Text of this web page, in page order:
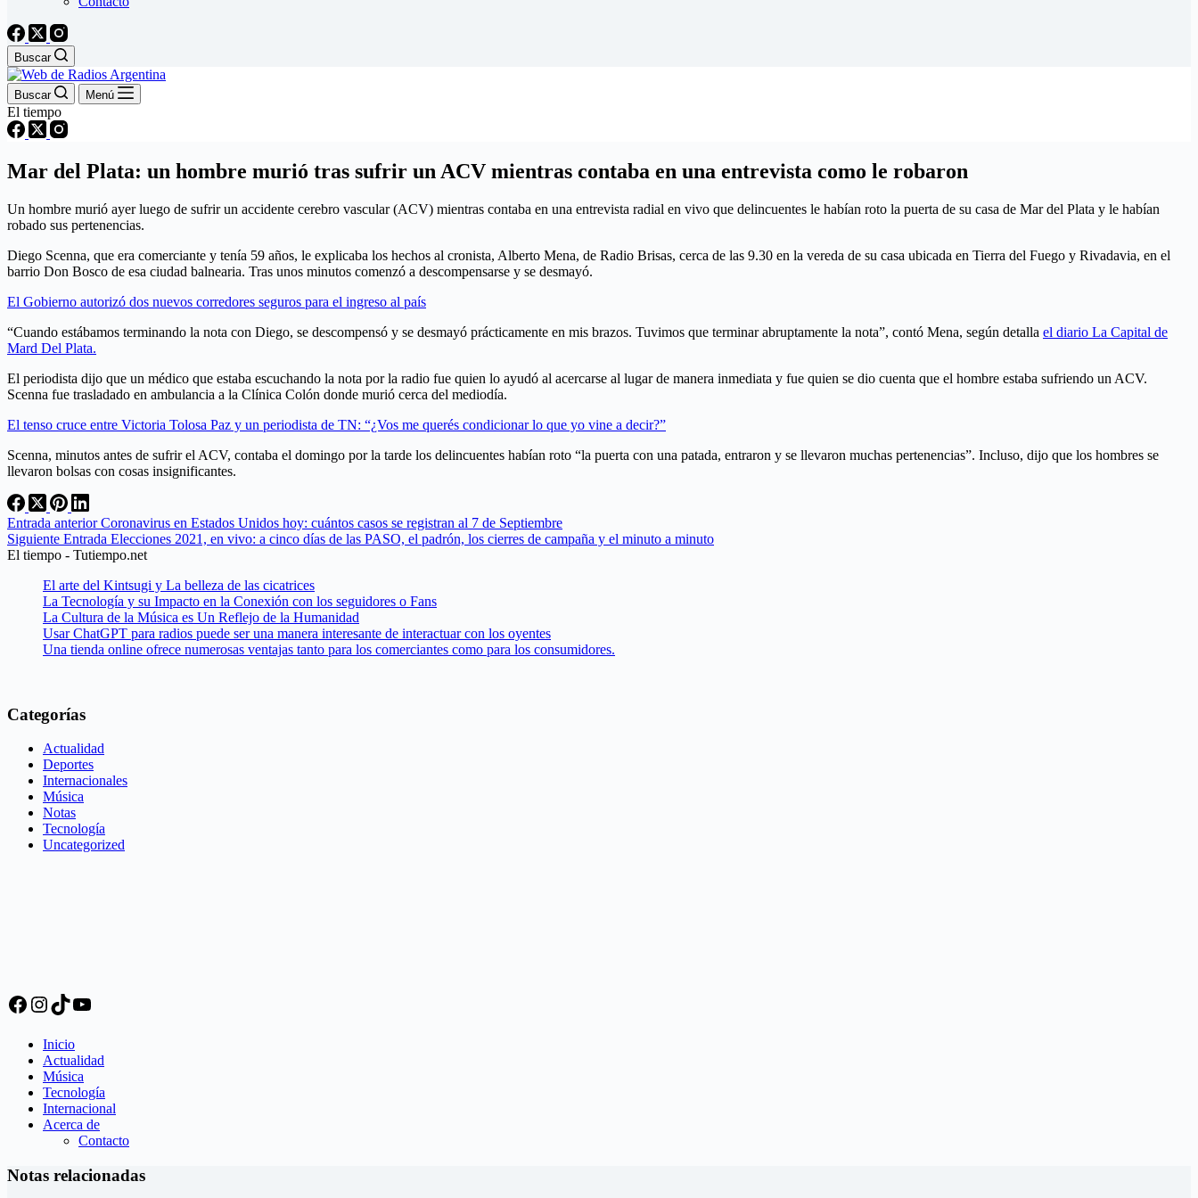
Buscar
Buscar Menú
El tiempo
Mar del Plata: un hombre murió tras sufrir un ACV mientras contaba en una entrevista como le robaron
Un hombre murió ayer luego de sufrir un accidente cerebro vascular (ACV) mientras contaba en una entrevista radial en vivo que delincuentes le habían roto la puerta de su casa de Mar del Plata y le habían
robado sus pertenencias.
Diego Scenna, que era comerciante y tenía 59 años, le explicaba los hechos al cronista, Alberto Mena, de Radio Brisas, cerca de las 9.30 en la vereda de su casa ubicada en Tierra del Fuego y Rivadavia, en el
barrio Don Bosco de esa ciudad balnearia. Tras unos minutos comenzó a descompensarse y se desmayó.
El Gobierno autorizó dos nuevos corredores seguros para el ingreso al país
“Cuando estábamos terminando la nota con Diego, se descompensó y se desmayó prácticamente en mis brazos. Tuvimos que terminar abruptamente la nota”, contó Mena, según detalla el diario La Capital de
Mard Del Plata.
El periodista dijo que un médico que estaba escuchando la nota por la radio fue quien lo ayudó al acercarse al lugar de manera inmediata y fue quien se dio cuenta que el hombre estaba sufriendo un ACV.
Scenna fue trasladado en ambulancia a la Clínica Colón donde murió cerca del mediodía.
El tenso cruce entre Victoria Tolosa Paz y un periodista de TN: “¿Vos me querés condicionar lo que yo vine a decir?”
Scenna, minutos antes de sufrir el ACV, contaba el domingo por la tarde los delincuentes habían roto “la puerta con una patada, entraron y se llevaron muchas pertenencias”. Incluso, dijo que los hombres se
llevaron bolsas con cosas insignificantes.
Entrada anteriorCoronavirus en Estados Unidos hoy: cuántos casos se registran al 7 de Septiembre
Siguiente Entrada Elecciones 2021, en vivo: a cinco días de las PASO, el padrón, los cierres de campaña y el minuto a minuto
El tiempo - Tutiempo.net
El arte del Kintsugi y La belleza de las cicatrices
La Tecnología y su Impacto en la Conexión con los seguidores o Fans
La Cultura de la Música es Un Reflejo de la Humanidad
Usar ChatGPT para radios puede ser una manera interesante de interactuar con los oyentes
Una tienda online ofrece numerosas ventajas tanto para los comerciantes como para los consumidores.
Categorías
Actualidad
Deportes
Internacionales
Música
Notas
Tecnología
Uncategorized
Facebook
Instagram
TikTok
YouTube
Inicio
Actualidad
Música
Tecnología
Internacional
Acerca de
Contacto
Notas relacionadas